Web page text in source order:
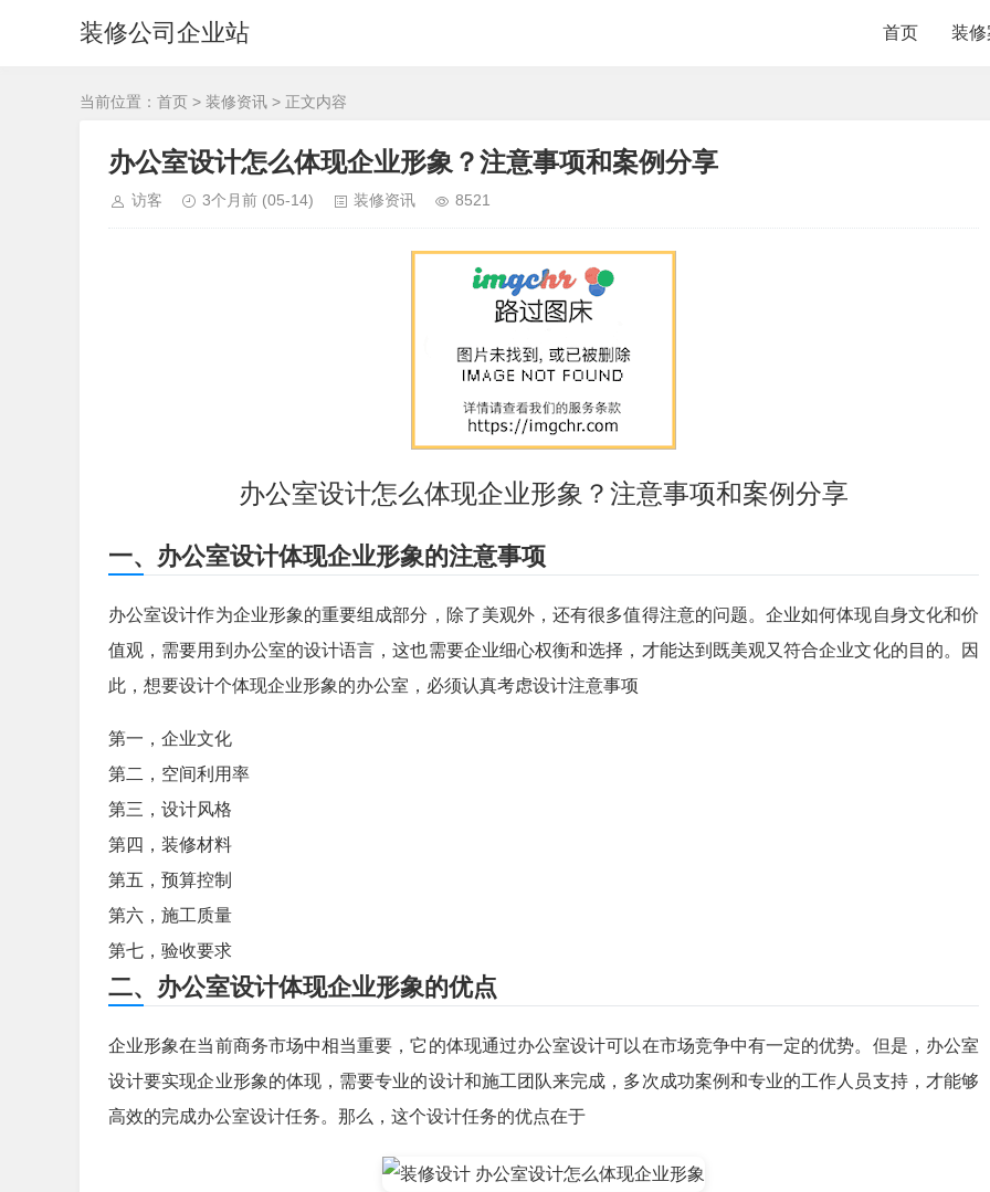
装修公司企业站 首页 装
当前位置： 首页 > 装修资讯 > 正文内容
办公室设计怎么体现企业形象？注意事项和案例分享
访客 3个月前 (05-14) 装修资讯 8521
办公室设计怎么体现企业形象？注意事项和案例分享
一、办公室设计体现企业形象的注意事项
办公室设计作为企业形象的重要组成部分，除了美观外，还有很多值得注意的问题。企业如何体现自身文化和价
值观，需要用到办公室的设计语言，这也需要企业细心权衡和选择，才能达到既美观又符合企业文化的目的。因
此，想要设计个体现企业形象的办公室，必须认真考虑设计注意事项
第一，企业文化
第二，空间利用率
第三，设计风格
第四，装修材料
第五，预算控制
第六，施工质量
第七，验收要求
二、办公室设计体现企业形象的优点
企业形象在当前商务市场中相当重要，它的体现通过办公室设计可以在市场竞争中有一定的优势。但是，办公室
设计要实现企业形象的体现，需要专业的设计和施工团队来完成，多次成功案例和专业的工作人员支持，才能够
高效的完成办公室设计任务。那么，这个设计任务的优点在于